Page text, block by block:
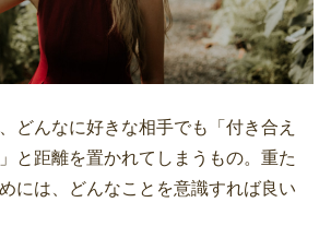
どんなに好きな相手でも「付き合え
と距離を置かれてしまうもの。重た
には、どんなことを意識すれば良い